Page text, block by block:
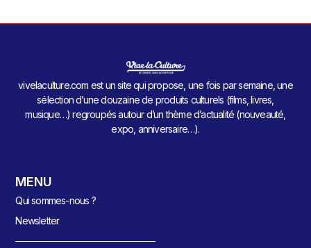
vivelaculture.com est un site qui propose, une fois par semaine, une
sélection d’une douzaine de produits culturels (films, livres,
musique…) regroupés autour d’un thème d’actualité (nouveauté,
expo, anniversaire…).
MENU
Qui sommes-nous ?
Newsletter